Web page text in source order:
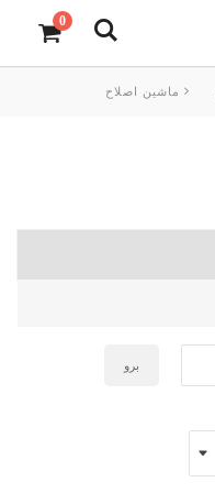
0
ماشین اصلاح
برو